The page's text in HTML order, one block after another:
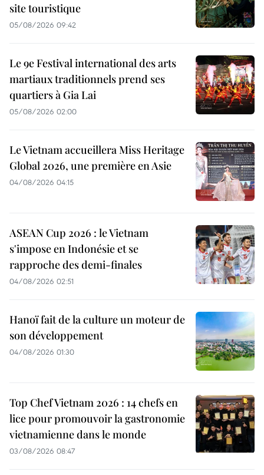
site touristique
05/08/2026 09:42
Le 9e Festival international des arts
martiaux traditionnels prend ses
quartiers à Gia Lai
05/08/2026 02:00
Le Vietnam accueillera Miss Heritage
Global 2026, une première en Asie
04/08/2026 04:15
ASEAN Cup 2026 : le Vietnam
s'impose en Indonésie et se
rapproche des demi-finales
04/08/2026 02:51
Hanoï fait de la culture un moteur de
son développement
04/08/2026 01:30
Top Chef Vietnam 2026 : 14 chefs en
lice pour promouvoir la gastronomie
vietnamienne dans le monde
03/08/2026 08:47